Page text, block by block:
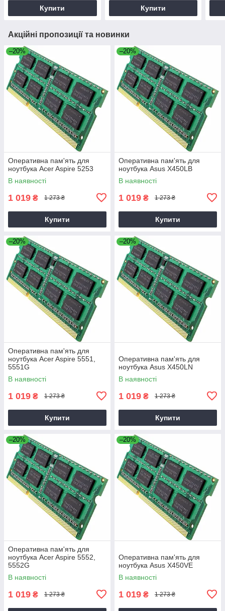
Купити Купити
Акційні пропозиції та новинки
–20%
Оперативна пам'ять для
ноутбука Acer Aspire 5253
В наявності
1 019 ₴ 1 273 ₴
Купити
–20%
Оперативна пам'ять для
ноутбука Asus X450LB
В наявності
1 019 ₴ 1 273 ₴
Купити
–20%
Оперативна пам'ять для
ноутбука Acer Aspire 5551,
5551G
В наявності
1 019 ₴ 1 273 ₴
Купити
–20%
Оперативна пам'ять для
ноутбука Asus X450LN
В наявності
1 019 ₴ 1 273 ₴
Купити
–20%
Оперативна пам'ять для
ноутбука Acer Aspire 5552,
5552G
В наявності
1 019 ₴ 1 273 ₴
–20%
Оперативна пам'ять для
ноутбука Asus X450VE
В наявності
1 019 ₴ 1 273 ₴